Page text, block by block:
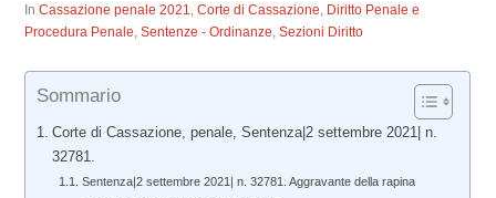
InCassazione penale 2021,Corte di Cassazione, Diritto Penale e
Procedura Penale,Sentenze - Ordinanze,Sezioni Diritto
Sommario
Corte di Cassazione, penale, Sentenza|2 settembre 2021| n.
32781.
Sentenza|2 settembre 2021| n. 32781. Aggravante della rapina